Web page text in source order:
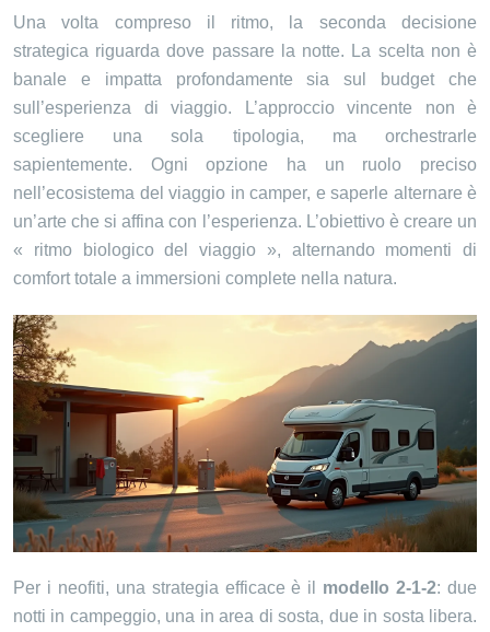
Una volta compreso il ritmo, la seconda decisione
strategica riguarda dove passare la notte. La scelta non è
banale e impatta profondamente sia sul budget che
sull’esperienza di viaggio. L’approccio vincente non è
scegliere una sola tipologia, ma orchestrarle
sapientemente. Ogni opzione ha un ruolo preciso
nell’ecosistema del viaggio in camper, e saperle alternare è
un’arte che si affina con l’esperienza. L’obiettivo è creare un
« ritmo biologico del viaggio », alternando momenti di
comfort totale a immersioni complete nella natura.
Per i neofiti, una strategia efficace è il modello 2-1-2: due
notti in campeggio, una in area di sosta, due in sosta libera.